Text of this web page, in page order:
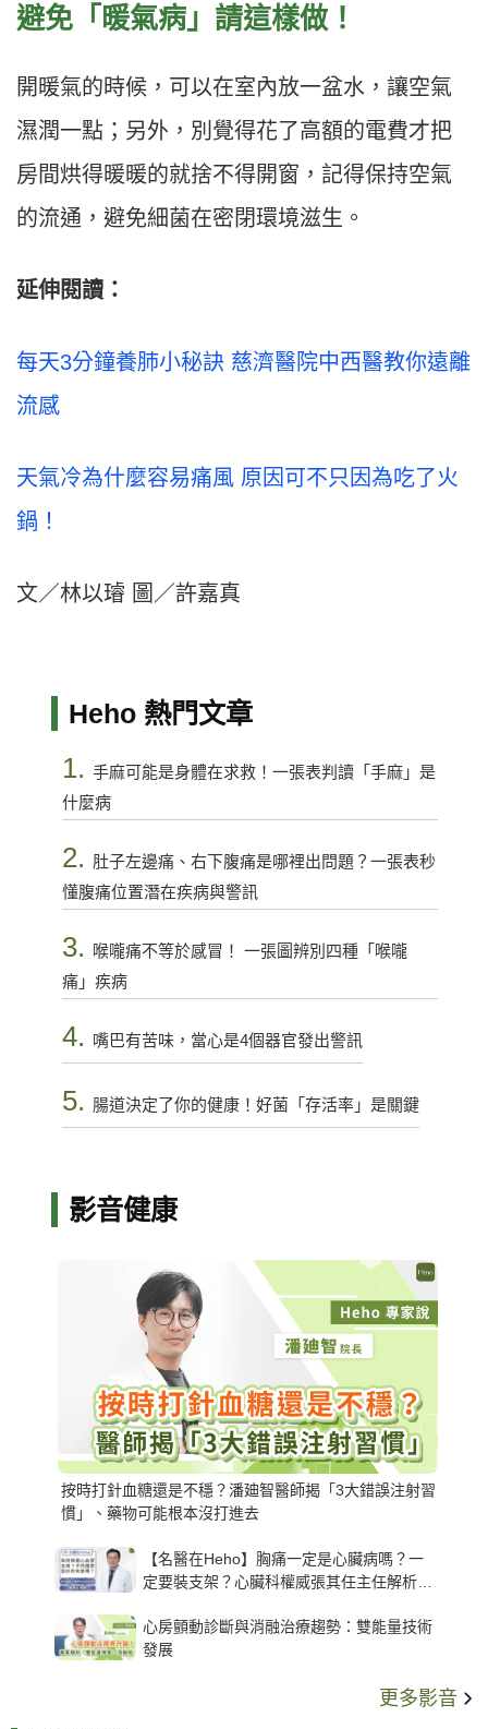
避免「暖氣病」請這樣做！
開暖氣的時候，可以在室內放一盆水，讓空氣
濕潤一點；另外，別覺得花了高額的電費才把
房間烘得暖暖的就捨不得開窗，記得保持空氣
的流通，避免細菌在密閉環境滋生。
延伸閱讀：
每天3分鐘養肺小秘訣 慈濟醫院中西醫教你遠離
流感
天氣冷為什麼容易痛風 原因可不只因為吃了火
鍋！
文／林以璿 圖／許嘉真
Heho 熱門文章
1. 手麻可能是身體在求救！一張表判讀「手麻」是
什麼病
2. 肚子左邊痛、右下腹痛是哪裡出問題？一張表秒
懂腹痛位置潛在疾病與警訊
3.
喉嚨痛不等於感冒！ 一張圖辨別四種「喉嚨
痛」疾病
4. 嘴巴有苦味，當心是4個器官發出警訊
5. 腸道決定了你的健康！好菌「存活率」是關鍵
影音健康
按時打針血糖還是不穩？潘廸智醫師揭「3大錯誤注射習
慣」、藥物可能根本沒打進去
【名醫在Heho】胸痛一定是心臟病嗎？一
定要裝支架？心臟科權威張其任主任解析支
心房顫動診斷與消融治療趨勢：雙能量技術
發展
更多影音